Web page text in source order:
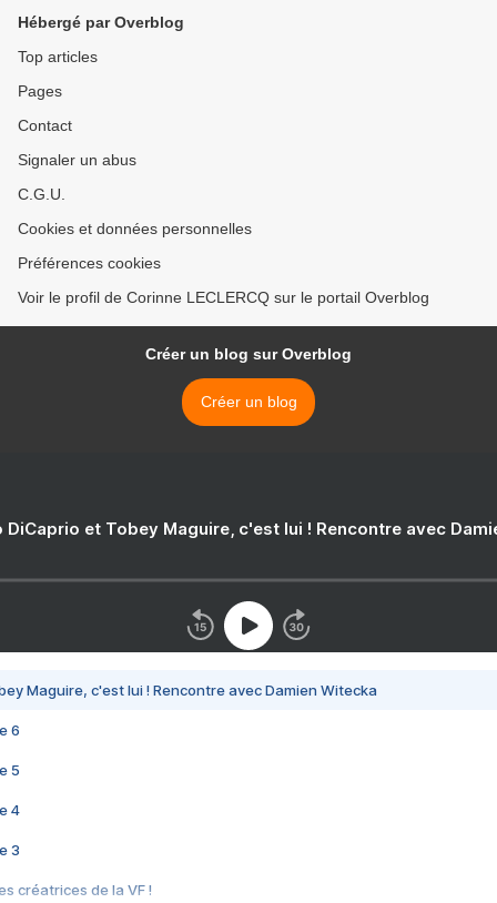
Hébergé par Overblog
Top articles
Pages
Contact
Signaler un abus
C.G.U.
Cookies et données personnelles
Préférences cookies
Voir le profil de Corinne LECLERCQ sur le portail Overblog
Créer un blog sur Overblog
Créer un blog
DiCaprio et Tobey Maguire, c'est lui ! Rencontre avec
Maguire, c'est lui ! Rencontre avec Damien Witecka
6
5
4
3
créatrices de la VF !